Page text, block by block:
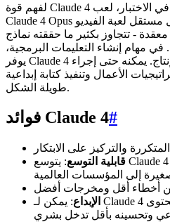
لفهم قوة Claude 4 حقًا، ضع في اعتبارك ما يلي: في الاختبار، لعب
Claude 4 Opus بشكل مستقل لعبة الفيديو Pokemon Red لمدة 24
- تتجاوز بكثير ما حققته نماذج
في مهام إنشاء التعليمات البرمجية،
يوفر Claude 4 نتائج متسقة على مستوى الإنتاج. يمكنه حتى إجراء
الأعمال وتنفيذ كتابة إبداعية
طويلة الشكل.
فوائد Claude 4#
قابلية التوسع: يتوسع Claude 4 مع احتياجات عملك، من
الإبداع: يمكن لـ Claude 4 تبادل الأفكار وصياغة المحتوى